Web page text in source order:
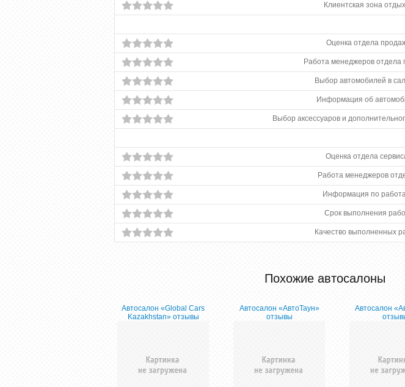
Клиентская зона
Оценка отдела
Работа менеджеров отдела
Выбор автомобилей в
Информация об
Выбор аксессуаров и
Оценка отдела
Работа менеджеров
Информация по
Срок выполнения
Качество выполненных
Похожие автосалоны
Автосалон «Global Cars
Kazakhstan» отзывы
Автосалон «АвтоТаун»
отзывы
Автосалон